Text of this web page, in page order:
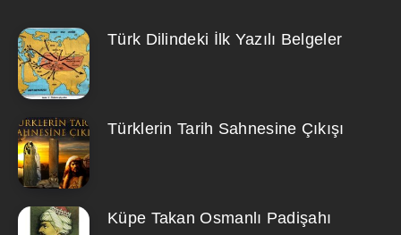
Türk Dilindeki İlk Yazılı Belgeler
Türklerin Tarih Sahnesine Çıkışı
Küpe Takan Osmanlı Padişahı